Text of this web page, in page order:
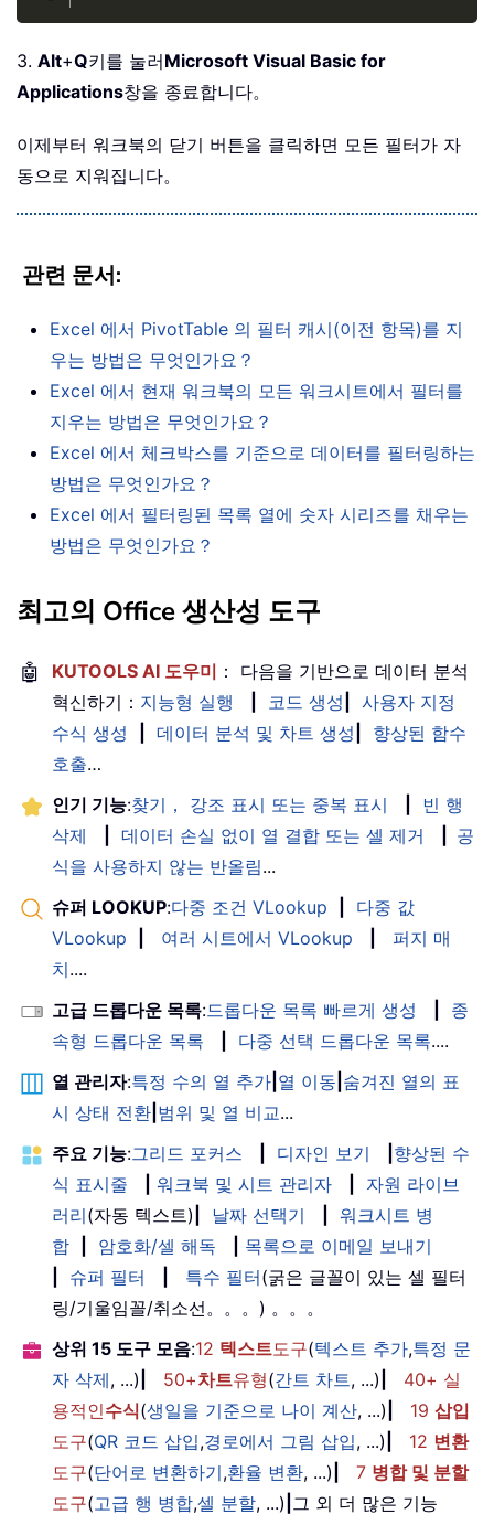
3. Alt+Q키를 눌러Microsoft Visual Basic for
Applications창을 종료합니다。
이제부터 워크북의 닫기 버튼을 클릭하면 모든 필터가 자
동으로 지워집니다。
관련 문서:
Excel 에서 PivotTable 의 필터 캐시(이전 항목)를 지
우는 방법은 무엇인가요？
Excel 에서 현재 워크북의 모든 워크시트에서 필터를
지우는 방법은 무엇인가요？
Excel 에서 체크박스를 기준으로 데이터를 필터링하는
방법은 무엇인가요？
Excel 에서 필터링된 목록 열에 숫자 시리즈를 채우는
방법은 무엇인가요？
최고의 Office 생산성 도구
🤖 KUTOOLS AI 도우미 ： 다음을 기반으로 데이터 분석
혁신하기： 지능형 실행 코드 생성
사용자 지정
수식 생성
데이터 분석 및 차트 생성
향상된 함수
호출…
인기 기능:찾기， 강조 표시 또는 중복 표시
빈 행
삭제
데이터 손실 없이 열 결합 또는 셀 제거
공
식을 사용하지 않는 반올림...
슈퍼 LOOKUP:다중 조건 VLookup
다중 값
VLookup
여러 시트에서 VLookup
퍼지 매
치....
고급 드롭다운 목록:드롭다운 목록 빠르게 생성
종
속형 드롭다운 목록
다중 선택 드롭다운 목록....
열 관리자:특정 수의 열 추가 열 이동 숨겨진 열의 표
시 상태 전환 범위 및 열 비교...
주요 기능:그리드 포커스 디자인 보기
향상된 수
식 표시줄
워크북 및 시트 관리자
자원 라이브
러리(자동 텍스트) 날짜 선택기
워크시트 병
합
암호화/셀 해독
목록으로 이메일 보내기
슈퍼 필터 특수 필터(굵은 글꼴이 있는 셀 필터
링/기울임꼴/취소선。。。) 。。。
상위 15 도구 모음:12 텍스트도구(텍스트 추가,특정 문
자 삭제, ...) 50+차트유형(간트 차트, ...)
40+ 실
용적인수식(생일을 기준으로 나이 계산, ...) 19 삽입
도구(QR 코드 삽입,경로에서 그림 삽입, ...) 12 변환
도구(단어로 변환하기,환율 변환, ...) 7 병합 및 분할
도구(고급 행 병합,셀 분할, ...) 그 외 더 많은 기능